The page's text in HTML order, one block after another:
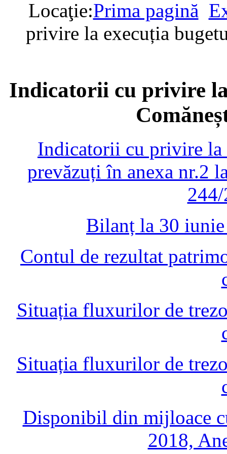
Locaţie:Prima pagină
privire la execuția
Indicatorii cu privire
Indicatorii cu privire
prevăzuți în anexa nr.2
Bilanț la 30
Contul de rezultat
Situația fluxurilor de
Situația fluxurilor de
Disponibil din mijloace
2018,